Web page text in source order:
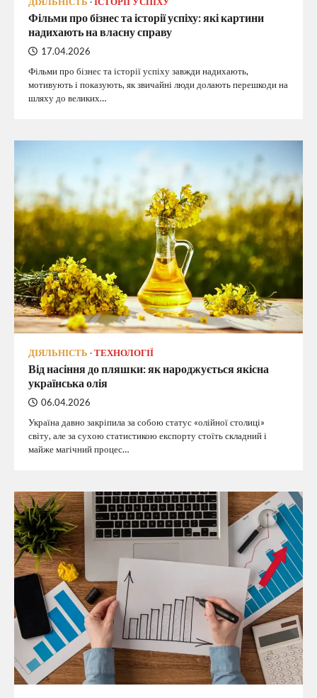
Фільми про бізнес та історії успіху: які картини
надихають на власну справу
17.04.2026
Фільми про бізнес та історії успіху завжди надихають,
мотивують і показують, як звичайні люди долають перешкоди на
шляху до великих…
ДІЯЛЬНІСТЬ ТЕХНОЛОГІЇ
Від насіння до пляшки: як народжується якісна
українська олія
06.04.2026
Україна давно закріпила за собою статус «олійної столиці»
світу, але за сухою статистикою експорту стоїть складний і
майже магічний процес…